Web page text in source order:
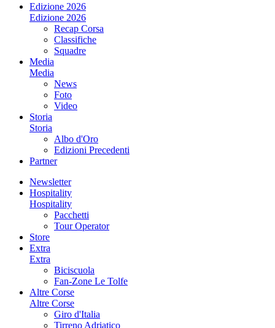
Edizione 2026
Edizione 2026
Recap Corsa
Classifiche
Squadre
Media
Media
News
Foto
Video
Storia
Storia
Albo d'Oro
Edizioni Precedenti
Partner
Newsletter
Hospitality
Hospitality
Pacchetti
Tour Operator
Store
Extra
Extra
Biciscuola
Fan-Zone Le Tolfe
Altre Corse
Altre Corse
Giro d'Italia
Tirreno Adriatico